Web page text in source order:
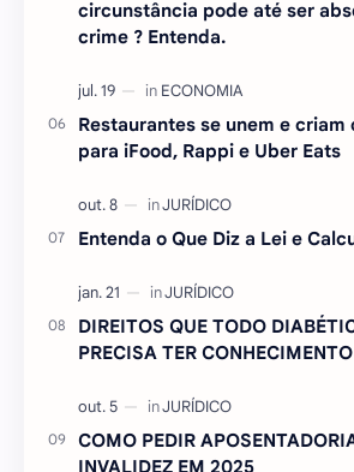
circunstância pode até ser
crime ? Entenda.
Restaurantes se unem e
para iFood, Rappi e Uber Eats
Entenda o Que Diz a Lei e
DIREITOS QUE TODO
PRECISA TER CONHECIMENTO
COMO PEDIR
INVALIDEZ EM 2025